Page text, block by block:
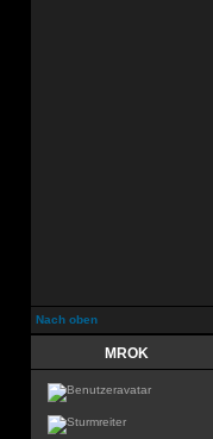
Nach oben
MROK